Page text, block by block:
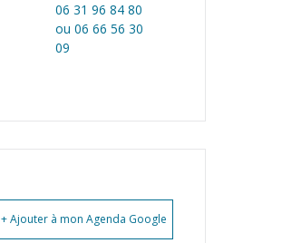
06 31 96 84 80
ou 06 66 56 30
09
+ Ajouter à mon Agenda Google